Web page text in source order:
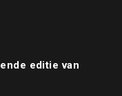
editie van